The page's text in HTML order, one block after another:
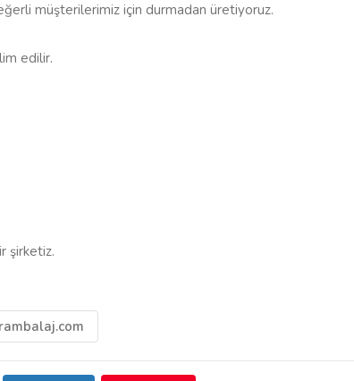
müşterilerimiz için durmadan üretiyoruz.
edilir.
şirketiz.